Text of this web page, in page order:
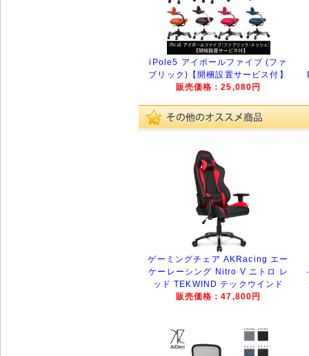
iPole5 アイポールファイブ (ファ
ブリック)【開梱設置サービス付】
販売価格：25,080円
ゲーミングチェア AKRacing エー
ケーレーシング Nitro V ニトロ レ
ッド TEKWIND テックウインド
販売価格：47,800円